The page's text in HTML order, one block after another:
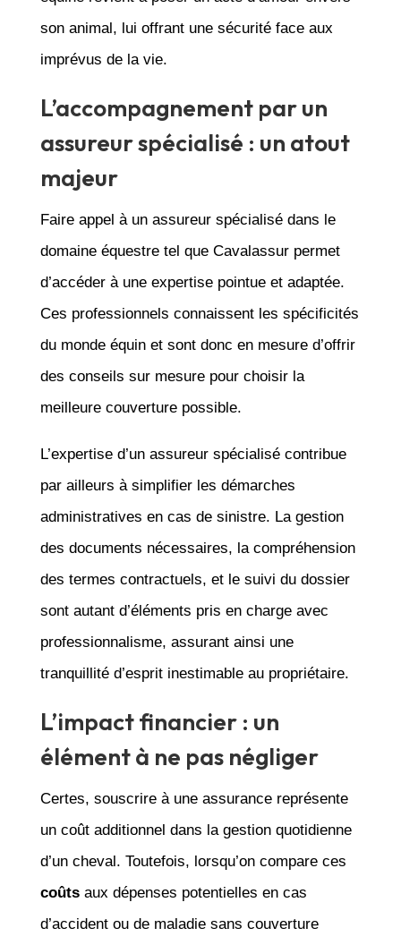
son animal, lui offrant une sécurité face aux
imprévus de la vie.
L’accompagnement par un
assureur spécialisé : un atout
majeur
Faire appel à un assureur spécialisé dans le
domaine équestre tel que Cavalassur permet
d’accéder à une expertise pointue et adaptée.
Ces professionnels connaissent les spécificités
du monde équin et sont donc en mesure d’offrir
des conseils sur mesure pour choisir la
meilleure couverture possible.
L’expertise d’un assureur spécialisé contribue
par ailleurs à simplifier les démarches
administratives en cas de sinistre. La gestion
des documents nécessaires, la compréhension
des termes contractuels, et le suivi du dossier
sont autant d’éléments pris en charge avec
professionnalisme, assurant ainsi une
tranquillité d’esprit inestimable au propriétaire.
L’impact financier : un
élément à ne pas négliger
Certes, souscrire à une assurance représente
un coût additionnel dans la gestion quotidienne
d’un cheval. Toutefois, lorsqu’on compare ces
coûtsaux dépenses potentielles en cas
d’accident ou de maladie sans couverture